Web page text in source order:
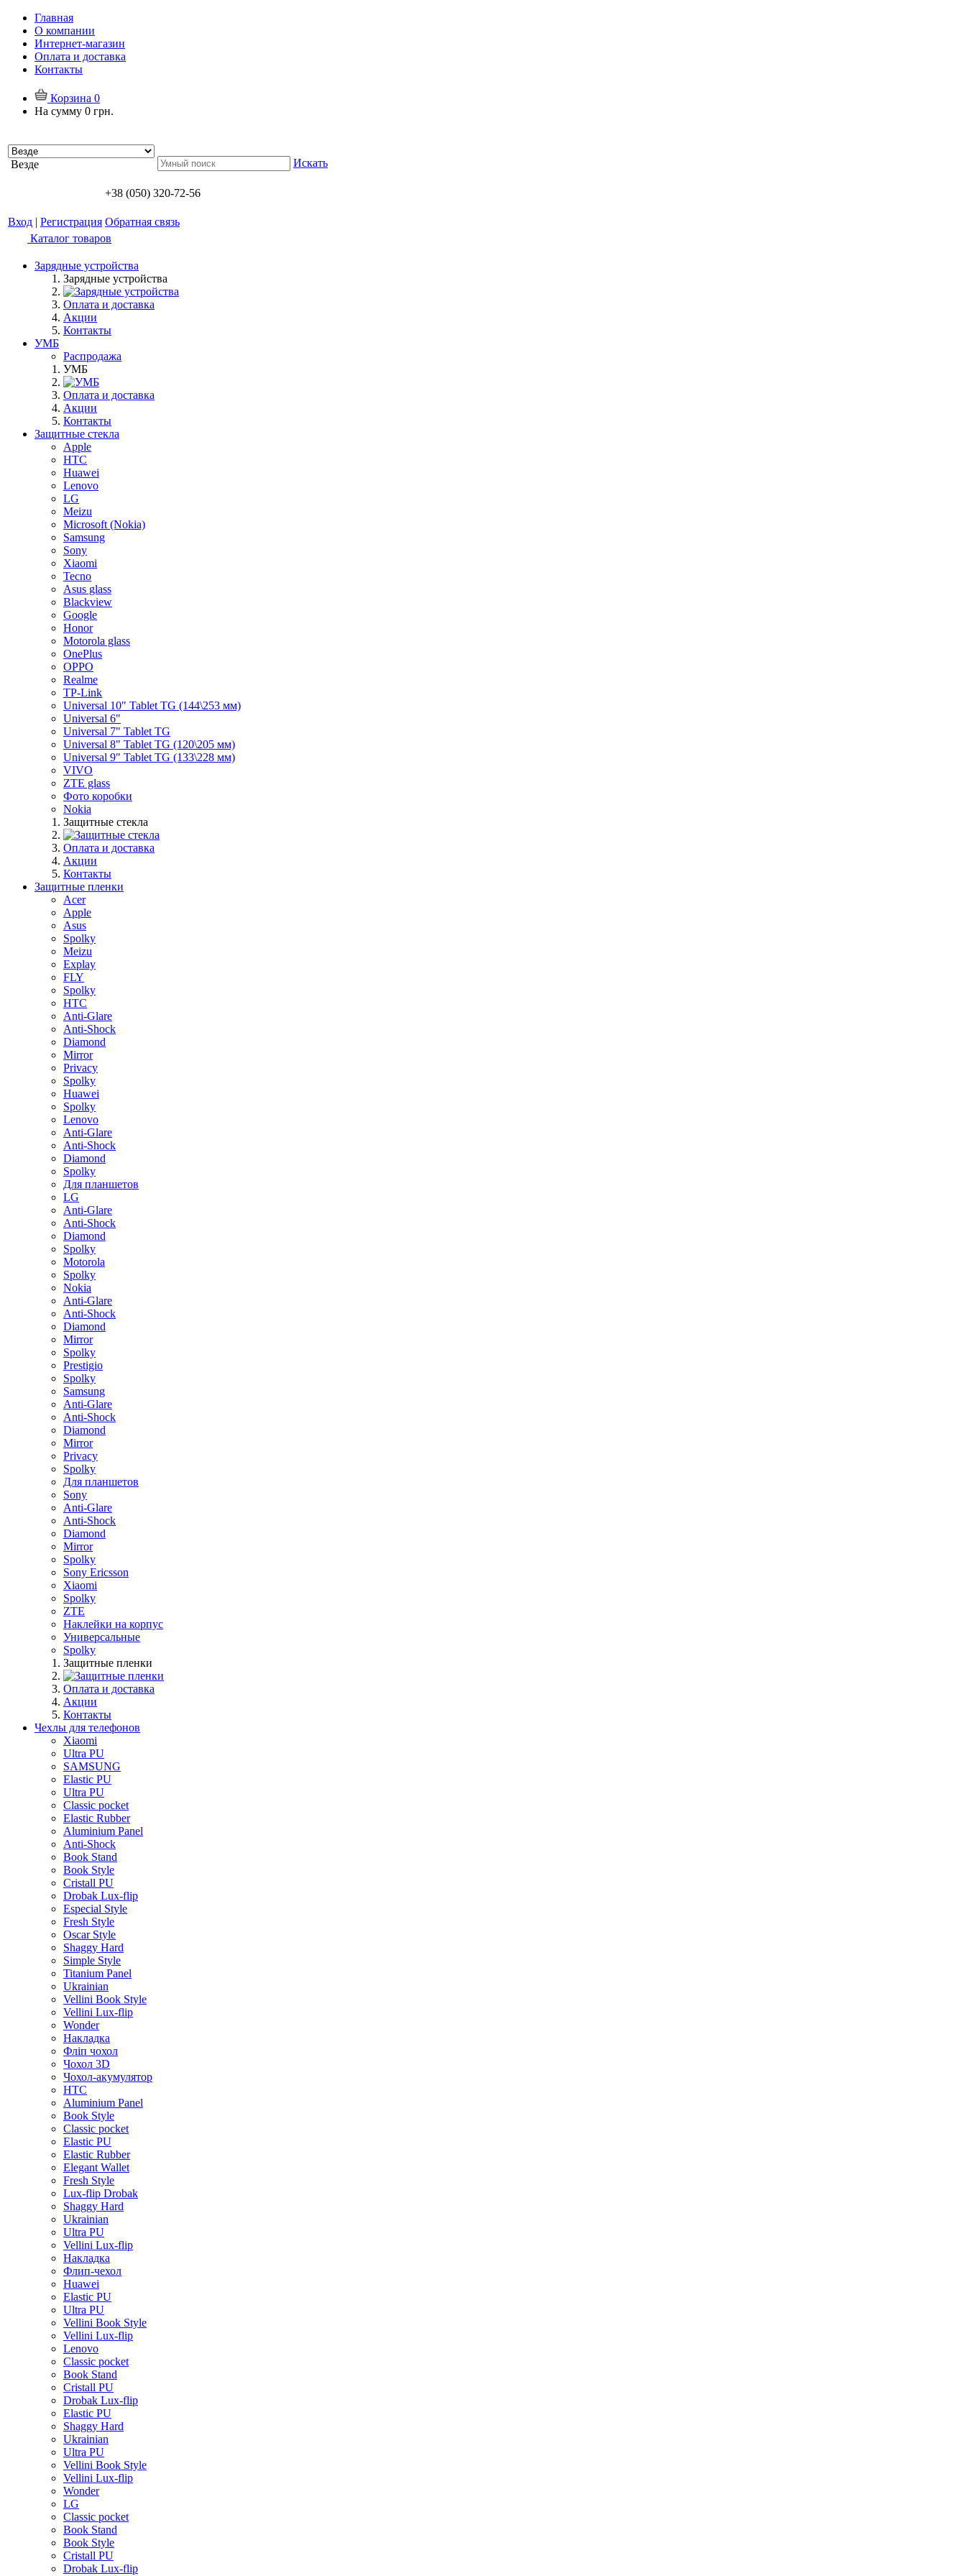
Главная
О компании
Интернет-магазин
Оплата и доставка
Контакты
Корзина 0
На сумму 0 грн.
Везде Искать
+38 (050) 320-72-56
Вход | Регистрация Обратная связь
Каталог товаров
Зарядные устройства
Зарядные устройства
Оплата и доставка
Акции
Контакты
УМБ
Распродажа
УМБ
Оплата и доставка
Акции
Контакты
Защитные стекла
Apple
HTC
Huawei
Lenovo
LG
Meizu
Microsoft (Nokia)
Samsung
Sony
Xiaomi
Tecno
Asus glass
Blackview
Google
Honor
Motorola glass
OnePlus
OPPO
Realme
TP-Link
Universal 10" Tablet TG (144\253 мм)
Universal 6"
Universal 7" Tablet TG
Universal 8" Tablet TG (120\205 мм)
Universal 9" Tablet TG (133\228 мм)
VIVO
ZTE glass
Фото коробки
Nokia
Защитные стекла
Оплата и доставка
Акции
Контакты
Защитные пленки
Acer
Apple
Asus
Spolky
Meizu
Explay
FLY
Spolky
HTC
Anti-Glare
Anti-Shock
Diamond
Mirror
Privacy
Spolky
Huawei
Spolky
Lenovo
Anti-Glare
Anti-Shock
Diamond
Spolky
Для планшетов
LG
Anti-Glare
Anti-Shock
Diamond
Spolky
Motorola
Spolky
Nokia
Anti-Glare
Anti-Shock
Diamond
Mirror
Spolky
Prestigio
Spolky
Samsung
Anti-Glare
Anti-Shock
Diamond
Mirror
Privacy
Spolky
Для планшетов
Sony
Anti-Glare
Anti-Shock
Diamond
Mirror
Spolky
Sony Ericsson
Xiaomi
Spolky
ZTE
Наклейки на корпус
Универсальные
Spolky
Защитные пленки
Оплата и доставка
Акции
Контакты
Чехлы для телефонов
Xiaomi
Ultra PU
SAMSUNG
Elastic PU
Ultra PU
Classic pocket
Elastic Rubber
Aluminium Panel
Anti-Shock
Book Stand
Book Style
Cristall PU
Drobak Lux-flip
Especial Style
Fresh Style
Oscar Style
Shaggy Hard
Simple Style
Titanium Panel
Ukrainian
Vellini Book Style
Vellini Lux-flip
Wonder
Накладка
Фліп чохол
Чохол 3D
Чохол-акумулятор
HTC
Aluminium Panel
Book Style
Classic pocket
Elastic PU
Elastic Rubber
Elegant Wallet
Fresh Style
Lux-flip Drobak
Shaggy Hard
Ukrainian
Ultra PU
Vellini Lux-flip
Накладка
Флип-чехол
Huawei
Elastic PU
Ultra PU
Vellini Book Style
Vellini Lux-flip
Lenovo
Classic pocket
Book Stand
Cristall PU
Drobak Lux-flip
Elastic PU
Shaggy Hard
Ukrainian
Ultra PU
Vellini Book Style
Vellini Lux-flip
Wonder
LG
Classic pocket
Book Stand
Book Style
Cristall PU
Drobak Lux-flip